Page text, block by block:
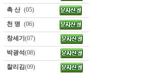
촉 산 (05)
천 명 (06)
창세기 (07)
박광석(08)
찰리김(09)